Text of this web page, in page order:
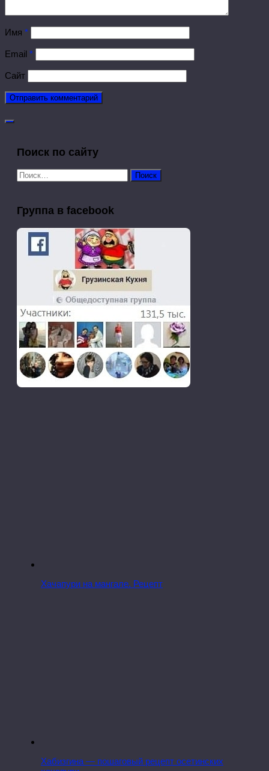
Имя *
Email *
Сайт
Поиск по сайту
Найти:
Группа в facebook
Хачапури на мангале. Рецепт
Хабизгина — пошаговый рецепт осетинских